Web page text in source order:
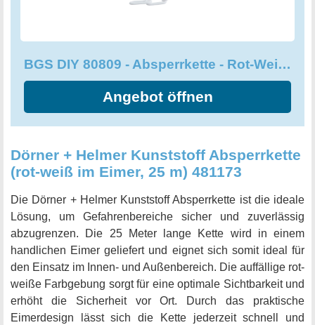
BGS DIY 80809 - Absperrkette - Rot-Weiß - Kunststoff
Angebot öffnen
Dörner + Helmer Kunststoff Absperrkette
(rot-weiß im Eimer, 25 m) 481173
Die Dörner + Helmer Kunststoff Absperrkette ist die ideale
Lösung, um Gefahrenbereiche sicher und zuverlässig
abzugrenzen. Die 25 Meter lange Kette wird in einem
handlichen Eimer geliefert und eignet sich somit ideal für
den Einsatz im Innen- und Außenbereich. Die auffällige rot-
weiße Farbgebung sorgt für eine optimale Sichtbarkeit und
erhöht die Sicherheit vor Ort. Durch das praktische
Eimerdesign lässt sich die Kette jederzeit schnell und